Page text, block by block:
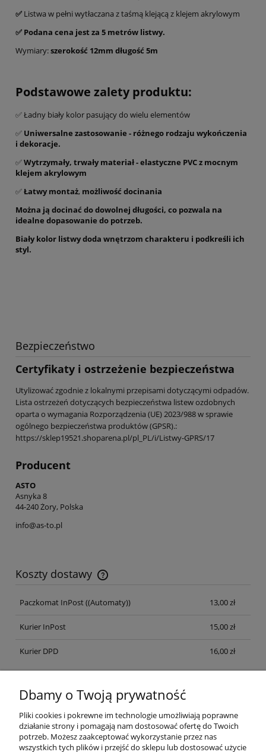
✅ Listwa w pełni wytłaczana z taśmą klejącą z klejem akrylowym
✅ Podana cena jest za 5 metrów listwy.
Wymiary:szerokość 12mm długość 5m
Podstawowe zalety produktu:
✅ Ładny biały kolor pasujący do wielu elementów
✅ Uniwersalne zastosowanie - różnego rodzaju wykończenia
i dekoracje.
✅Wytrzymały, trwały materiał - elastyczne PVC z mocnym
klejem akrylowym
✅Łatwy montaż, możliwość docinania
Można ją docinać do dowolnej długości, co pozwala na
idealne dopasowanie do potrzeb.
Biały kolor listwy doda wnętrzom charakteru i podkreśli ich
styl.
Bezpieczeństwo
Certyfikaty i ostrzeżenie bezpieczeństwa
Utylizować zgodnie z lokalnymi przepisami dotyczącymi odpadów.
Lista ostrzeżeń dotyczących bezpieczeństwa listew ozdobnych
oparta o wymagania Rozporządzenia (UE) 2023/988 w sprawie
ogólnego bezpieczeństwa produktów (GPSR).:
https://sklep19521.shoparena.pl/pl_PL/i/Listwy-GPRS/17
Producent
ASTO
Asnyka 8
44-240 Żory, Polska
info@as-to.pl
Koszty dostawy
Cena nie zawiera ewentualnych kosztów płatności
Paczkomat InPost((Automaty)) 13,00 zł
Kurier InPost 15,00 zł
Kurier DPD 16,00 zł
Odstąpienie od umowy
Moje konto
Dbamy o Twoją prywatność
Pliki cookies i pokrewne im technologie umożliwiają poprawne
działanie strony i pomagają nam dostosować ofertę do Twoich
potrzeb. Możesz zaakceptować wykorzystanie przez nas
wszystkich tych plików i przejść do sklepu lub dostosować użycie